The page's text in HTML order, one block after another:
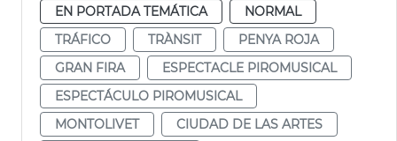
EN PORTADA TEMÁTICA
NORMAL
TRÁFICO
TRÀNSIT
PENYA ROJA
GRAN FIRA
ESPECTACLE PIROMUSICAL
ESPECTÁCULO PIROMUSICAL
MONTOLIVET
CIUDAD DE LAS ARTES